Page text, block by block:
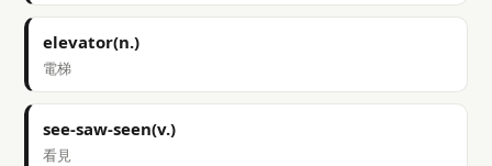
elevator(n.)
電梯
see-saw-seen(v.)
看見